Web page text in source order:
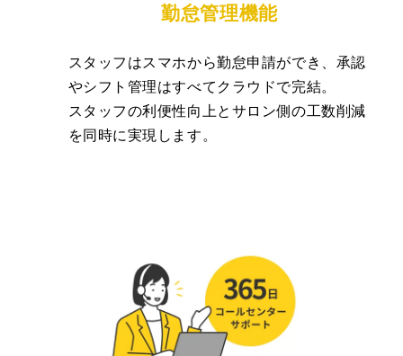
勤怠管理機能
スタッフはスマホから勤怠申請ができ、承認
やシフト管理はすべてクラウドで完結。
スタッフの利便性向上とサロン側の工数削減
を同時に実現します。